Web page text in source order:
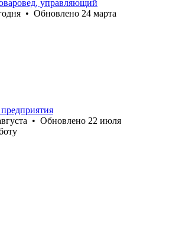
управляющий
• Обновлено 24 марта
• Обновлено 22 июля